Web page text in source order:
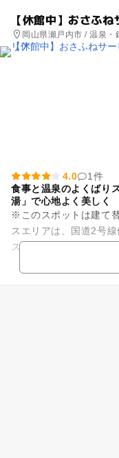
【休館中】おさふ
岡山県瀬戸内市 / 温泉・
4.0
1件
食事と温泉のよくばり
湯」で心地よく美しく
※このスポットは建て替えのた
スエリアは、国道2号
ストランと温泉の複合